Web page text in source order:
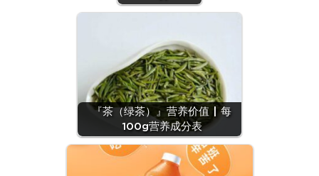
『茶（绿茶）』营养价值 | 每
100g营养成分表